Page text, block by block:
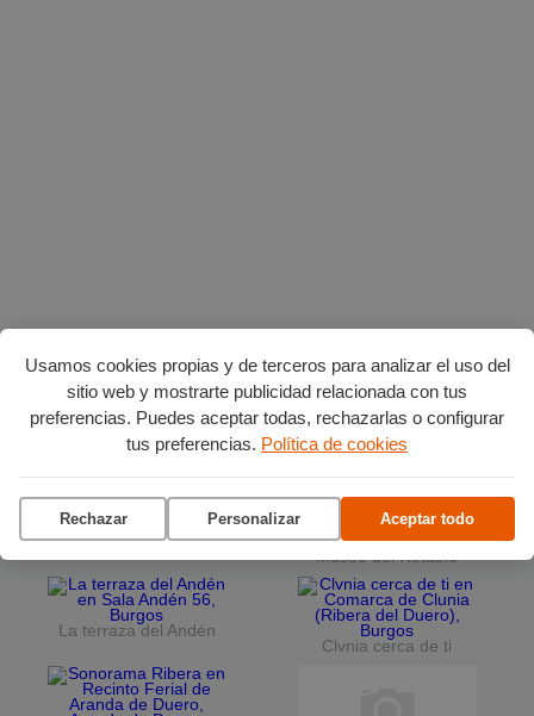
Usamos cookies propias y de terceros para analizar el uso del
sitio web y mostrarte publicidad relacionada con tus
preferencias. Puedes aceptar todas, rechazarlas o configurar
tus preferencias. Política de cookies
Rechazar Personalizar Aceptar todo
Planes en agostopor Burgos
Vuelta Ciclista a Burgos
Ciclo de conciertos en el
Museo del Retablo
La terraza del Andén
Clvnia cerca de ti